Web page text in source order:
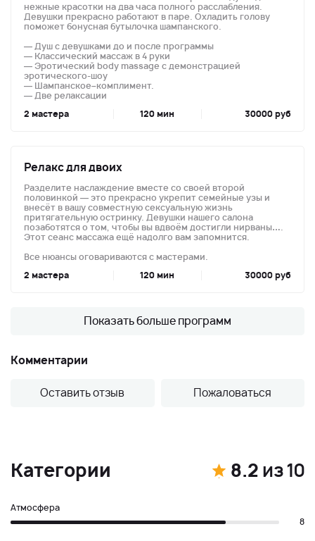
нежные красотки на два часа полного расслабления.
Девушки прекрасно работают в паре. Охладить голову
поможет бонусная бутылочка шампанского.
— Душ с девушками до и после программы
— Классический массаж в 4 руки
— Эротический body massage с демонстрацией
эротического-шоу
— Шампанское–комплимент.
— Две релаксации
2
120 мин 30000 руб
Релакс для двоих
Разделите наслаждение вместе со своей второй
половинкой — это прекрасно укрепит семейные узы и
внесёт в вашу совместную сексуальную жизнь
притягательную остринку. Девушки нашего салона
позаботятся о том, чтобы вы вдвоём достигли нирваны….
Этот сеанс массажа ещё надолго вам запомнится.
Все нюансы оговариваются с мастерами.
2
120 мин 30000 руб
Показать больше программ
Комментарии
Оставить отзыв Пожаловаться
Категории 8.2 из 10
Атмосфера
8